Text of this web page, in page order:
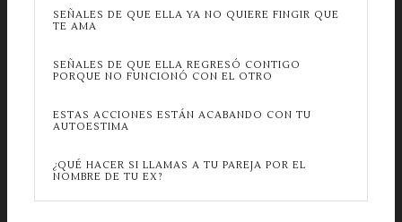
SEÑALES DE QUE ELLA YA NO QUIERE FINGIR QUE
TE AMA
SEÑALES DE QUE ELLA REGRESÓ CONTIGO
PORQUE NO FUNCIONÓ CON EL OTRO
ESTAS ACCIONES ESTÁN ACABANDO CON TU
AUTOESTIMA
¿QUÉ HACER SI LLAMAS A TU PAREJA POR EL
NOMBRE DE TU EX?